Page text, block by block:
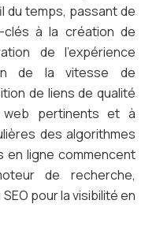
du temps, passant de
clés à la création de
de l’expérience
de la vitesse de
de liens de qualité
web pertinents et à
des algorithmes
en ligne commencent
de recherche,
pour la visibilité en